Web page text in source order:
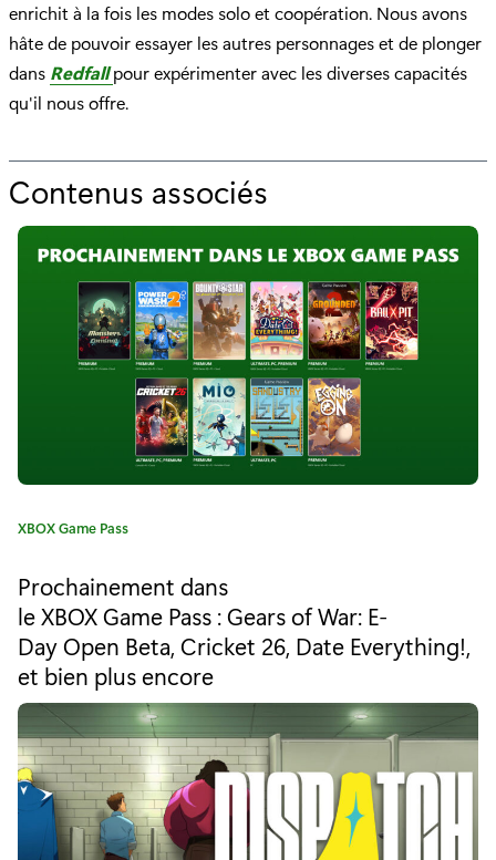
enrichit à la fois les modes solo et coopération. Nous avons
hâte de pouvoir essayer les autres personnages et de plonger
dans Redfall pour expérimenter avec les diverses capacités
qu'il nous offre.
Contenus associés
o
u
r
"
R
e
d
l
:
p
o
u
r
C
é
g
o
i
e
:
XBOX Game Pass
Prochainement dans
le XBOX Game Pass : Gears of War: E-
Day Open Beta, Cricket 26, Date Everything!,
et bien plus encore